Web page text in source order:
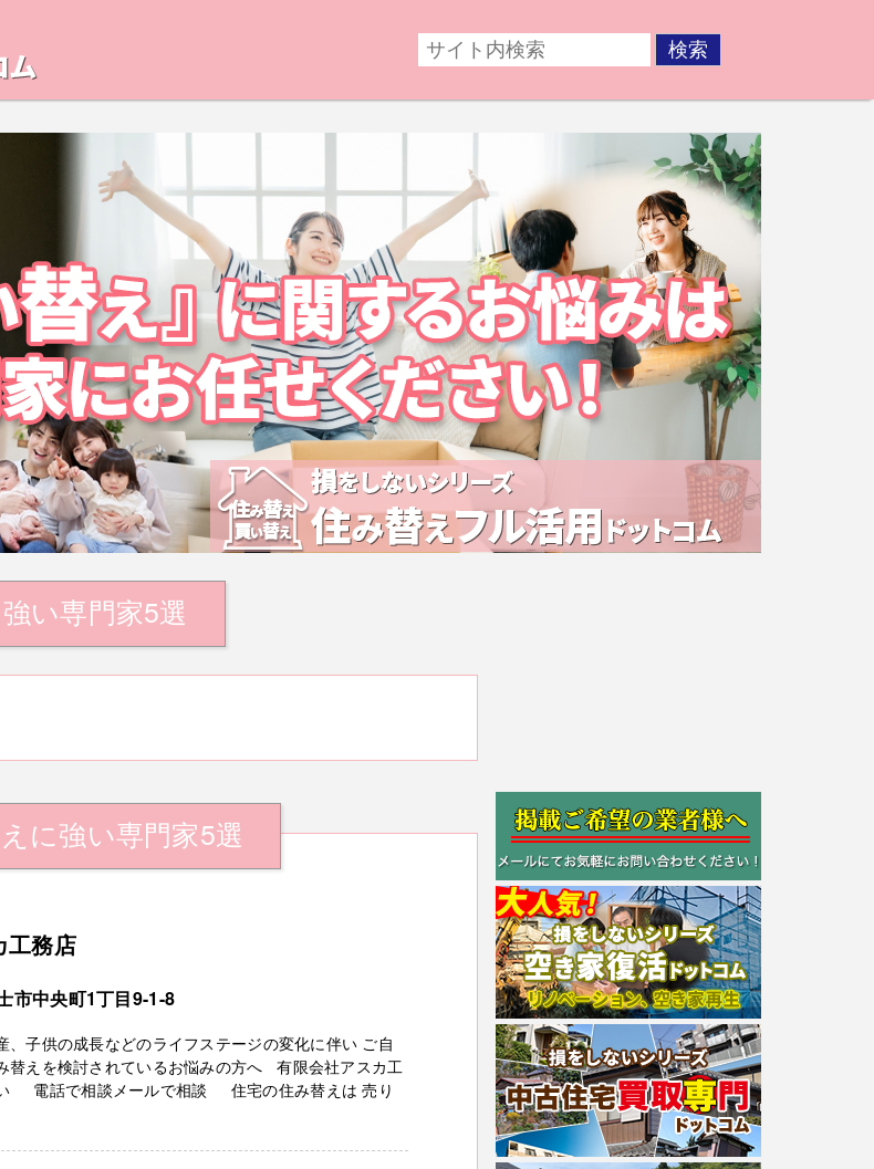
い専門家5選
に強い専門家5選
工務店
市中央町1丁目9-1-8
、子供の成長などのライフステージの変化に伴い ご自
替えを検討されているお悩みの方へ 有限会社アスカ工
電話で相談メールで相談 住宅の住み替えは 売り